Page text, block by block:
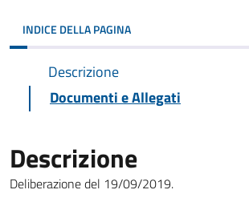
INDICE DELLA PAGINA
Descrizione
Documenti e Allegati
Descrizione
Deliberazione del 19/09/2019.